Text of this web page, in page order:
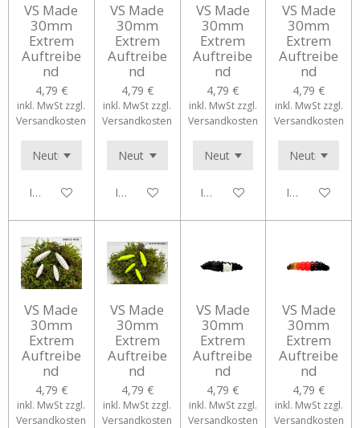
VS Made
30mm
Extrem
Auftreibe
nd
4,79 €
inkl. MwSt zzgl.
Versandkosten
In den Warenkorb
VS Made
30mm
Extrem
Auftreibe
nd
4,79 €
inkl. MwSt zzgl.
Versandkosten
In den Warenkorb
VS Made
30mm
Extrem
Auftreibe
nd
4,79 €
inkl. MwSt zzgl.
Versandkosten
In den Warenkorb
VS Made
30mm
Extrem
Auftreibe
nd
4,79 €
inkl. MwSt zzgl.
Versandkosten
In den
VS Made
30mm
Extrem
Auftreibe
nd
4,79 €
inkl. MwSt zzgl.
Versandkosten
VS Made
30mm
Extrem
Auftreibe
nd
4,79 €
inkl. MwSt zzgl.
Versandkosten
VS Made
30mm
Extrem
Auftreibe
nd
4,79 €
inkl. MwSt zzgl.
Versandkosten
VS Made
30mm
Extrem
Auftreibe
nd
4,79 €
inkl. MwSt zzgl.
Versandkosten